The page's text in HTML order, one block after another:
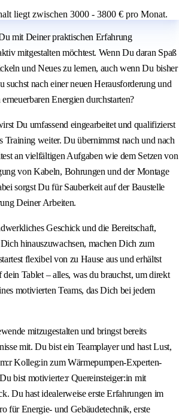
liegt zwischen 3000 - 3800 € pro Monat.
mit Deiner praktischen Erfahrung
mitgestalten möchtest. Wenn Du daran Spaß
und Neues zu lernen, auch wenn Du bisher
suchst nach einer neuen Herausforderung und
Energien durchstarten?
Du umfassend eingearbeitet und qualifizierst
Training weiter. Du übernimmst nach und nach
an vielfältigen Aufgaben wie dem Setzen von
von Kabeln, Bohrungen und der Montage
sorgst Du für Sauberkeit auf der Baustelle
Deiner Arbeiten.
Geschick und die Bereitschaft,
hinauszuwachsen, machen Dich zum
flexibel von zu Hause aus und erhältst
Tablet – alles, was du brauchst, um direkt
motivierten Teams, das Dich bei jedem
mitzugestalten und bringst bereits
mit. Du bist ein Teamplayer und hast Lust,
Kolleg:in zum Wärmepumpen-Experten-
bist motivierte:r Quereinsteiger:in mit
Du hast idealerweise erste Erfahrungen im
für Energie- und Gebäudetechnik, erste